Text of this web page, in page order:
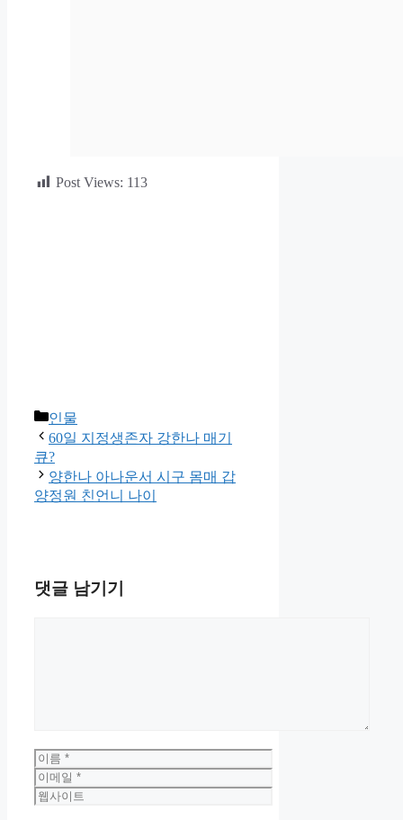
Post Views: 113
카
테
고
리
인물
60일 지정생존자 강한나 매기
큐?
양한나 아나운서 시구 몸매 갑
양정원 친언니 나이
댓글 남기기
이
름
이
메
웹